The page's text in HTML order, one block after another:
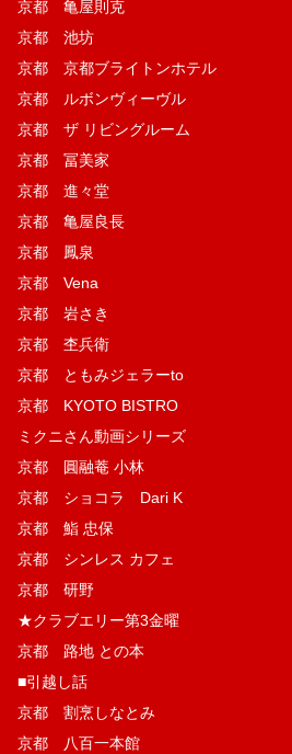
京都 亀屋則克
京都 池坊
京都 京都ブライトンホテル
京都 ルボンヴィーヴル
京都 ザ リビングルーム
京都 冨美家
京都 進々堂
京都 亀屋良長
京都 鳳泉
京都 Vena
京都 岩さき
京都 杢兵衛
京都 ともみジェラーto
京都 KYOTO BISTRO
ミクニさん動画シリーズ
京都 圓融菴 小林
京都 ショコラ Dari K
京都 鮨 忠保
京都 シンレス カフェ
京都 研野
★クラブエリー第3金曜
京都 路地 との本
■引越し話
京都 割烹しなとみ
京都 八百一本館